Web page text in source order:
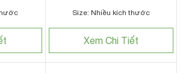
Size: Nhiều kích thước
Xem Chi Tiết